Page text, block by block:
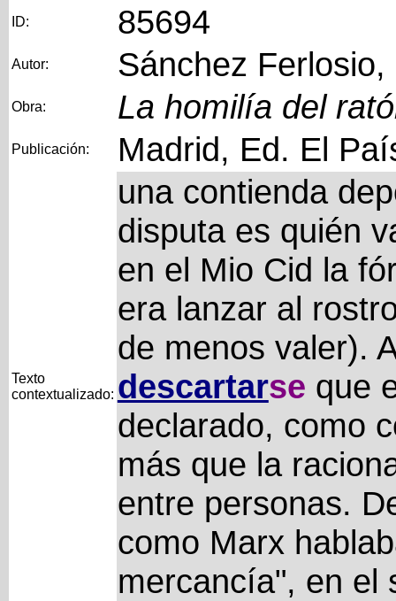
ID: 85694
Autor: Sánchez Ferlosio,
Obra: La homilía del
Publicación: Madrid, Ed. El
Texto
contextualizado:
una contienda
disputa es quién
en el Mio Cid la
era lanzar al
de menos valer).
descartarse que
declarado, como
más que la
entre personas.
como Marx
mercancía", en el